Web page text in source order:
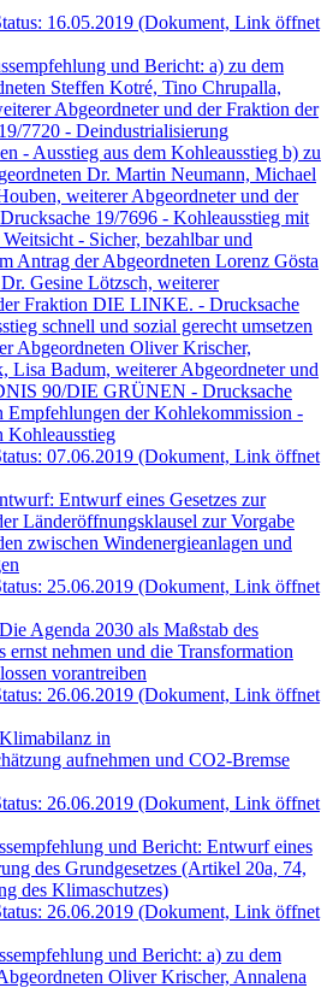
16.05.2019 (Dokument, Link öffnet
und Bericht: a) zu dem
Steffen Kotré, Tino Chrupalla,
Abgeordneter und der Fraktion der
7720 - Deindustrialisierung
- Ausstieg aus dem Kohleausstieg b) zu
Dr. Martin Neumann, Michael
weiterer Abgeordneter und der
19/7696 - Kohleausstieg mit
- Sicher, bezahlbar und
Antrag der Abgeordneten Lorenz Gösta
Gesine Lötzsch, weiterer
Fraktion DIE LINKE. - Drucksache
schnell und sozial gerecht umsetzen
Abgeordneten Oliver Krischer,
Lisa Badum, weiterer Abgeordneter und
90/DIE GRÜNEN - Drucksache
Empfehlungen der Kohlekommission -
Kohleausstieg
07.06.2019 (Dokument, Link öffnet
Entwurf eines Gesetzes zur
Länderöffnungsklausel zur Vorgabe
zwischen Windenergieanlagen und
25.06.2019 (Dokument, Link öffnet
Agenda 2030 als Maßstab des
ernst nehmen und die Transformation
vorantreiben
26.06.2019 (Dokument, Link öffnet
in
aufnehmen und CO2-Bremse
26.06.2019 (Dokument, Link öffnet
und Bericht: Entwurf eines
des Grundgesetzes (Artikel 20a, 74,
des Klimaschutzes)
26.06.2019 (Dokument, Link öffnet
und Bericht: a) zu dem
Oliver Krischer, Annalena